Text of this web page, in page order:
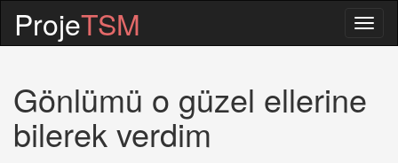
ProjeTSM
Gönlümü o güzel ellerine
bilerek verdim